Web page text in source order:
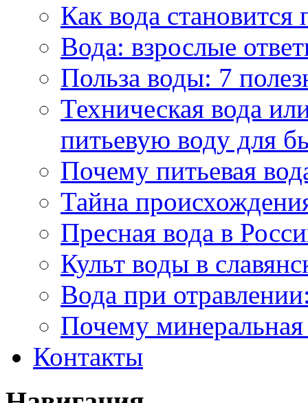
Как вода становится
Вода: взрослые
Польза воды: 7
Техническая вода
питьевую воду для
Почему питьевая
Тайна
Пресная вода в
Культ воды в
Вода при
Почему
Контакты